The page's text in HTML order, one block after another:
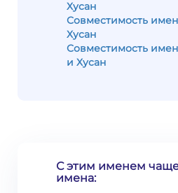
Хусан
Совместимость
Хусан
Совместимость
и Хусан
С этим именем
имена: